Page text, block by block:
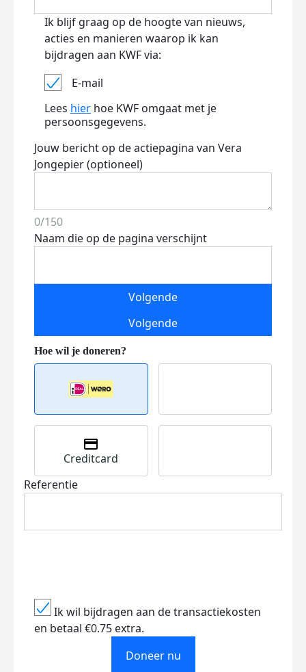
Ik blijf graag op de hoogte van nieuws,
acties en manieren waarop ik kan
bijdragen aan KWF via:
E-mail
Lees hier hoe KWF omgaat met je
persoonsgegevens.
Jouw bericht op de actiepagina van Vera
Jongepier (optioneel)
0/150
Naam die op de pagina verschijnt
Volgende
Volgende
Creditcard
Referentie
Ik wil bijdragen aan de transactiekosten
en betaal €0.75 extra.
Doneer nu